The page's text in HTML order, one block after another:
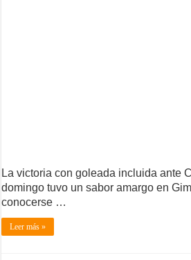
La victoria con goleada incluida ante
domingo tuvo un sabor amargo en
conocerse …
Leer más »